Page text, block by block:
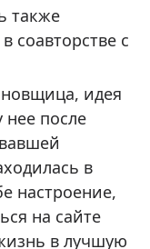
также
соавторстве с
идея
нее после
в
настроение,
на сайте
в лучшую